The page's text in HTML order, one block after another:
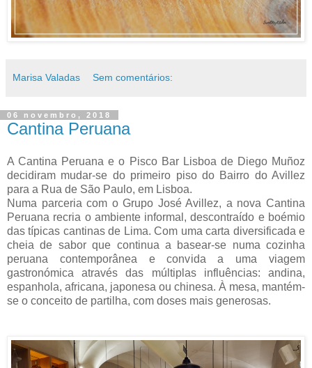
Marisa Valadas Sem comentários:
06 novembro, 2018
Cantina Peruana
A Cantina Peruana e o Pisco Bar Lisboa de Diego Muñoz
decidiram mudar-se do primeiro piso do Bairro do Avillez
para a Rua de São Paulo, em Lisboa.
Numa parceria com o Grupo José Avillez, a nova Cantina
Peruana recria o ambiente informal, descontraído e boémio
das típicas cantinas de Lima. Com uma carta diversificada e
cheia de sabor que continua a basear-se numa cozinha
peruana contemporânea e convida a uma viagem
gastronómica através das múltiplas influências: andina,
espanhola, africana, japonesa ou chinesa. À mesa, mantém-
se o conceito de partilha, com doses mais generosas.